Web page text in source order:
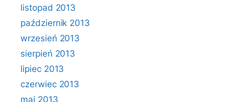
listopad 2013
październik 2013
wrzesień 2013
sierpień 2013
lipiec 2013
czerwiec 2013
maj 2013